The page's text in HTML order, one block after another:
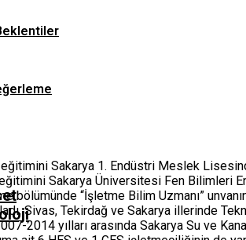
Sakarya 1. Endüstri Meslek
Sakarya Üniversitesi Fen Bilimleri
“İşletme Bilim Uzmanı”
Sivas, Tekirdağ ve Sakarya illerinde
2014 yılları arasında Sakarya Su ve